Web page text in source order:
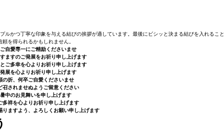
かつ丁寧な印象を与える結びの挨拶が適しています。最後にビシッと決まる結びを入れること
頼を得られるかもしれません。
ご自愛専一にご精励くださいませ
ますのご発展をお祈り申し上げます
ご多幸を心よりお祈り申し上げます
発展を心よりお祈り申し上げます
の折、何卒ご自愛くださいませ
召されませぬようご留意ください
暑中のお見舞いを申し上げます
多祥を心よりお祈り申し上げます
りますよう、よろしくお願い申し上げます